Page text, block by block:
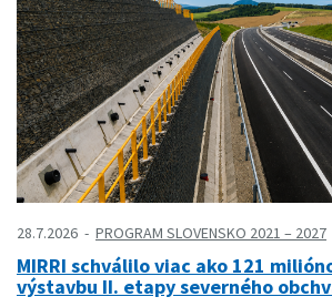
28.7.2026 PROGRAM SLOVENSKO 2021 – 2027
MIRRI schválilo viac ako 121
výstavbu II. etapy severného